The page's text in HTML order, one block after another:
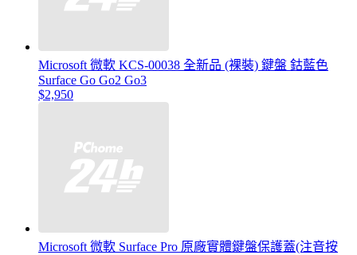
Microsoft 微軟 KCS-00038 全新品 (裸裝) 鍵盤 鈷藍色
Surface Go Go2 Go3
$2,950
Microsoft 微軟 Surface Pro 原廠實體鍵盤保護蓋(注音按